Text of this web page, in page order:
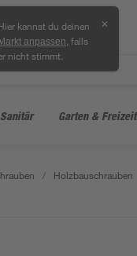
kannst du deinen
Markt anpassen , falls
nicht stimmt.
✕
Garten & Freizeit
/ Holzbauschrauben